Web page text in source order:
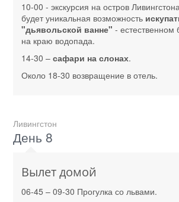
10-00 - экскурсия на остров
будет уникальная возможность
"дьявольской ванне" -
на краю водопада.
14-30 – сафари на слонах.
Около 18-30 возвращение в отель.
Ливингстон
День 8
Вылет домой
06-45 – 09-30 Прогулка со львами.